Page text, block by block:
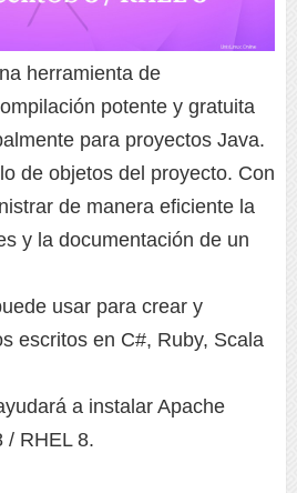
herramienta de
potente y gratuita
para proyectos Java.
de objetos del proyecto. Con
de manera eficiente la
y la documentación de un
usar para crear y
escritos en C#, Ruby, Scala
a instalar Apache
/ RHEL 8.